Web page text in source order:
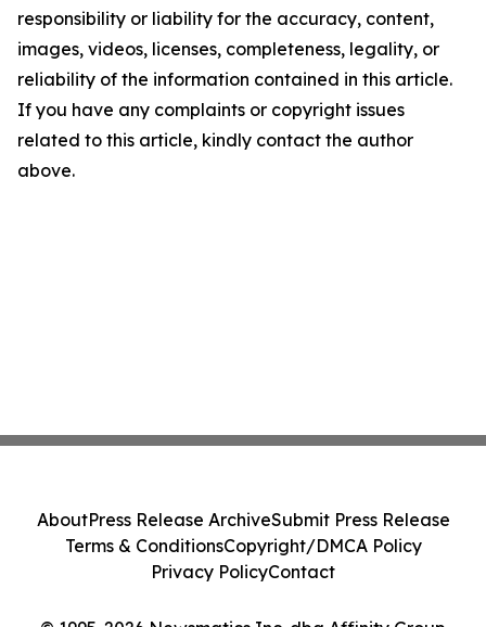
responsibility or liability for the accuracy, content,
images, videos, licenses, completeness, legality, or
reliability of the information contained in this article.
If you have any complaints or copyright issues
related to this article, kindly contact the author
above.
AboutPress Release ArchiveSubmit Press Release
Terms & ConditionsCopyright/DMCA Policy
Privacy PolicyContact